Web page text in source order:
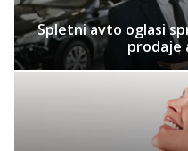
Spletni avto oglasi
prodaje